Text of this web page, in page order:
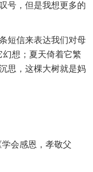
号，但是我想更多的
短信来表达我们对母
想；夏天倚着它繁
思，这棵大树就是妈
会感恩，孝敬父